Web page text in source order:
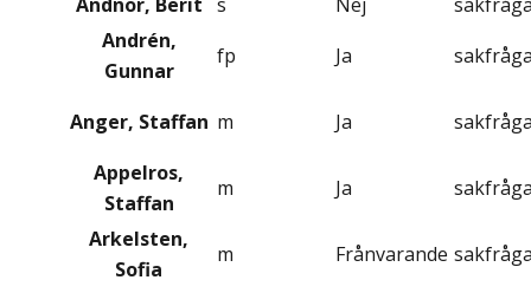
Andrén,
Gunnar
fp Ja
Anger, Staffan m Ja
Appelros,
Staffan
m Ja
Arkelsten,
Sofia
m Frånvarande